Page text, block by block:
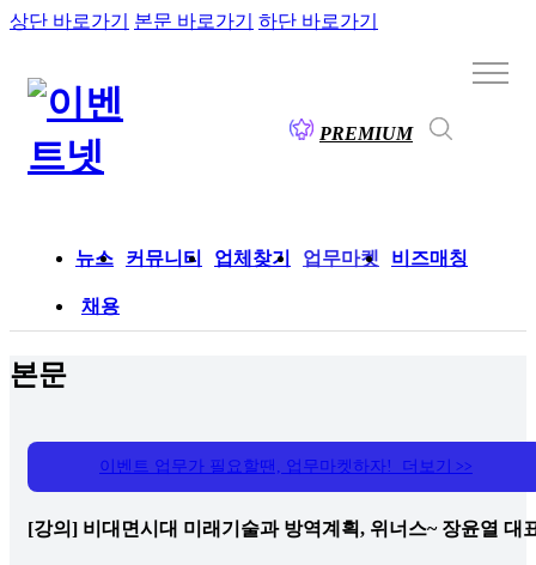
상단 바로가기 본문 바로가기 하단 바로가기
PREMIUM
뉴스 커뮤니티 업체찾기 업무마켓 비즈매칭
채용
본문
이벤트 업무가 필요할땐, 업무마켓하자! 더보기 >>
[강의] 비대면시대 미래기술과 방역계획, 위너스~ 장윤열 대